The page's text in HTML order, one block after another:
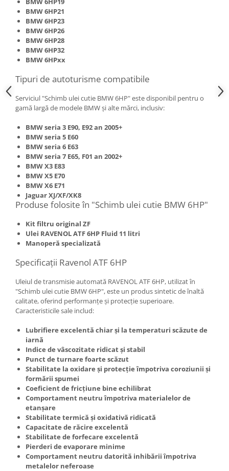
BMW 6HP21
BMW 6HP23
BMW 6HP26
BMW 6HP28
BMW 6HP32
BMW 6HPxx
Tipuri de autoturisme compatibile
Serviciul "Schimb ulei cutie BMW 6HP" este disponibil pentru o
gamă largă de modele BMW și alte mărci, inclusiv:
BMW seria 3 E90, E92 an 2005+
BMW seria 5 E60
BMW seria 6 E63
BMW seria 7 E65, F01 an 2002+
BMW X3 E83
BMW X5 E70
BMW X6 E71
Jaguar XJ/XF/XK8
Produse folosite în "Schimb ulei cutie BMW 6HP"
Kit filtru original ZF
Ulei RAVENOL ATF 6HP Fluid 11 litri
Manoperă specializată
Specificații Ravenol ATF 6HP
Uleiul de transmisie automată RAVENOL ATF 6HP, utilizat în
"Schimb ulei cutie BMW 6HP", este un produs sintetic de înaltă
calitate, oferind performanțe și protecție superioare.
Caracteristicile sale includ:
Lubrifiere excelentă chiar și la temperaturi scăzute de
iarnă
Indice de vâscozitate ridicat și stabil
Punct de turnare foarte scăzut
Stabilitate la oxidare și protecție împotriva coroziunii și
formării spumei
Coeficient de fricțiune bine echilibrat
Comportament neutru împotriva materialelor de
etanșare
Stabilitate termică și oxidativă ridicată
Capacitate de răcire excelentă
Stabilitate de forfecare excelentă
Pierderi de evaporare minime
Comportament neutru datorită inhibării împotriva
metalelor neferoase